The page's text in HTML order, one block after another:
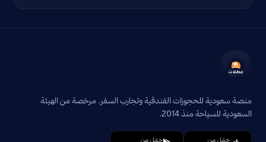
منصة سعودية للحجوزات الفندقية وتجارب السفر. مرخصة من الهيئة
السعودية للسياحة منذ 2014.
حمّل من حمّل من